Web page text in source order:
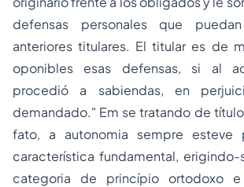
defensas personales que
anteriores titulares. El titular es de
oponibles esas defensas, si al
procedió a sabiendas, en
demandado." Em se tratando de
fato, a autonomia sempre esteve
característica fundamental,
categoria de princípio ortodoxo e